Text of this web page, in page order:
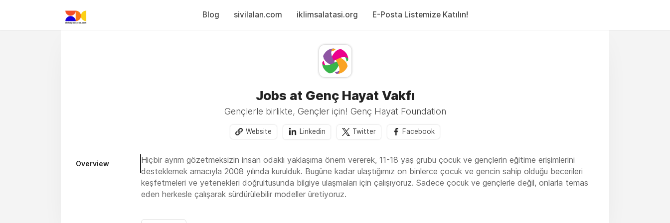
Blog sivilalan.com iklimsalatasi.org E-Posta Listemize Katılın!
Jobs at Genç Hayat Vakfı
Gençlerle birlikte, Gençler için! Genç Hayat Foundation
Website Linkedin Twitter Facebook
Overview
Hiçbir ayrım gözetmeksizin insan odaklı yaklaşıma önem vererek, 11-18 yaş grubu çocuk ve gençlerin eğitime erişimlerini
desteklemek amacıyla 2008 yılında kurulduk. Bugüne kadar ulaştığımız on binlerce çocuk ve gencin sahip olduğu becerileri
keşfetmeleri ve yetenekleri doğrultusunda bilgiye ulaşmaları için çalışıyoruz. Sadece çocuk ve gençlerle değil, onlarla temas
eden herkesle çalışarak sürdürülebilir modeller üretiyoruz.